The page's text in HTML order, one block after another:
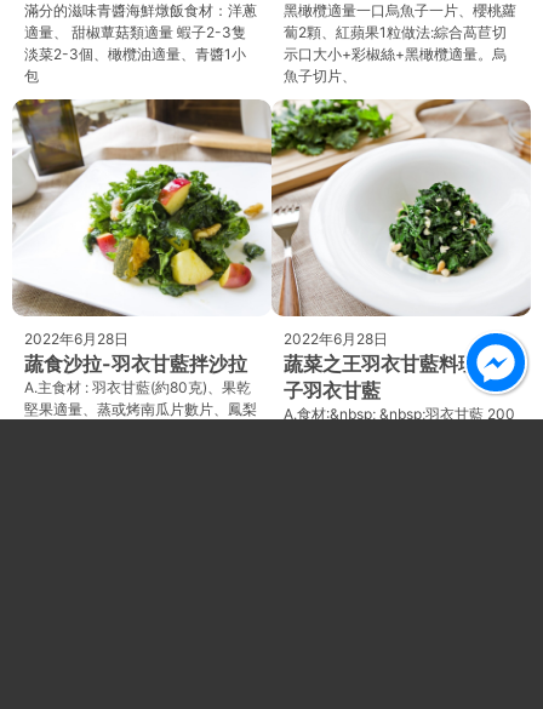
滿分的滋味青醬海鮮燉飯食材：洋蔥
適量、 甜椒蕈菇類適量 蝦子2-3隻
淡菜2-3個、橄欖油適量、青醬1小
包
黑橄欖適量一口烏魚子一片、櫻桃蘿
蔔2顆、紅蘋果1粒做法:綜合萵苣切
示口大小+彩椒絲+黑橄欖適量。烏
魚子切片、
2022年6月28日
蔬食沙拉-羽衣甘藍拌沙拉
A.主食材 : 羽衣甘藍(約80克)、果乾
堅果適量、蒸或烤南瓜片數片、鳳梨
2022年6月28日
蔬菜之王羽衣甘藍料理-松
子羽衣甘藍
A.食材:&nbsp; &nbsp;羽衣甘藍 200